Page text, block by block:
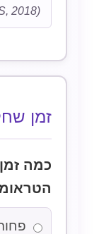
(ISTSS, 2018)
זמן
כמה
פחות מ-